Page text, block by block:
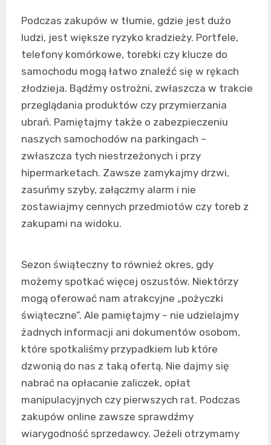
Podczas zakupów w tłumie, gdzie jest dużo
ludzi, jest większe ryzyko kradzieży. Portfele,
telefony komórkowe, torebki czy klucze do
samochodu mogą łatwo znaleźć się w rękach
złodzieja. Bądźmy ostrożni, zwłaszcza w trakcie
przeglądania produktów czy przymierzania
ubrań. Pamiętajmy także o zabezpieczeniu
naszych samochodów na parkingach –
zwłaszcza tych niestrzeżonych i przy
hipermarketach. Zawsze zamykajmy drzwi,
zasuńmy szyby, załączmy alarm i nie
zostawiajmy cennych przedmiotów czy toreb z
zakupami na widoku.
Sezon świąteczny to również okres, gdy
możemy spotkać więcej oszustów. Niektórzy
mogą oferować nam atrakcyjne „pożyczki
świąteczne”. Ale pamiętajmy – nie udzielajmy
żadnych informacji ani dokumentów osobom,
które spotkaliśmy przypadkiem lub które
dzwonią do nas z taką ofertą. Nie dajmy się
nabrać na opłacanie zaliczek, opłat
manipulacyjnych czy pierwszych rat. Podczas
zakupów online zawsze sprawdźmy
wiarygodność sprzedawcy. Jeżeli otrzymamy